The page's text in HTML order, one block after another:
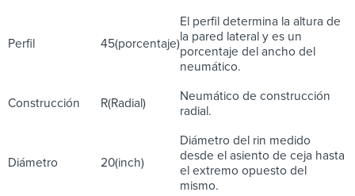
Perfil 45(porcentaje)
El perfil determina la altura de
la pared lateral y es un
porcentaje del ancho del
neumático.
Construcción R(Radial)
Neumático de construcción
radial.
Diámetro 20(inch)
Diámetro del rin medido
desde el asiento de ceja hasta
el extremo opuesto del
mismo.